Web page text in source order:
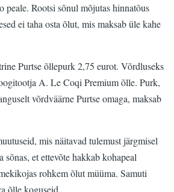
peale. Rootsi sõnul mõjutas hinnatõus
ei taha osta õlut, mis maksab üle kahe
Purtse õllepurk 2,75 eurot. Võrdluseks
A. Le Coqi Premium õlle. Purk,
võrdväärne Purtse omaga, maksab
mis näitavad tulemust järgmisel
sõnas, et ettevõte hakkab kohapeal
rohkem õlut müüma. Samuti
õlle koguseid.